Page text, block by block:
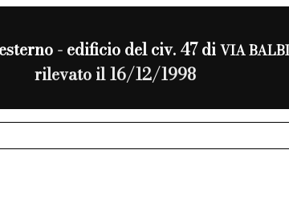
- edificio del civ. 47 diVIA BALBI
rilevato il 16/12/1998